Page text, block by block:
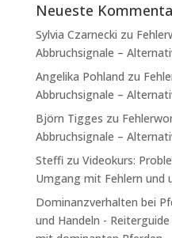
Neueste
Sylvia Czarnecki zu
Abbruchsignale –
Angelika Pohland zu
Abbruchsignale –
Björn Tigges zu
Abbruchsignale –
Steffizu Videokurs:
Umgang mit Fehlern und
Dominanzverhalten bei
und Handeln -